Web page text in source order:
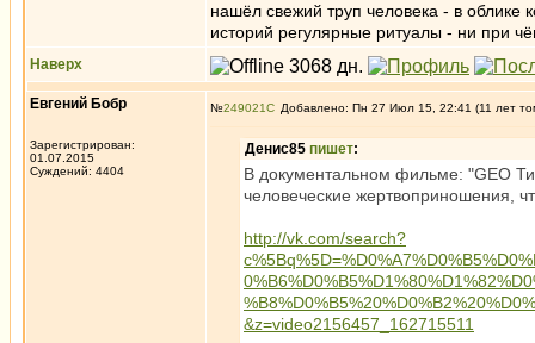
нашёл свежий труп человека - в облике
историй регулярные ритуалы - ни при
Наверх
Евгений Бобр
Зарегистрирован:
01.07.2015
Суждений: 4404
№249021 Добавлено: Пн 27 Июл 15, 22:41 (11 лет
Денис85 пишет:
В документальном фильме: "GEO
человеческие жертвоприношения,
http://vk.com/search?
&z=video2156457_162715511